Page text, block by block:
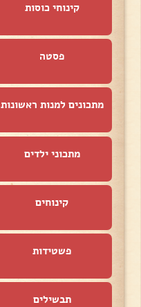
קינוחי כוסות
פסטה
מתכונים למנות ראשונות
מתכוני ילדים
קינוחים
פשטידות
תבשילים